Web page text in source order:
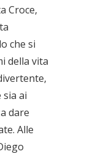
Croce,
che si
della vita
ai
dare
Alle